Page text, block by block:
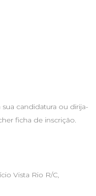
candidatura ou dirija-
ficha de inscrição.
Vista Rio R/C,